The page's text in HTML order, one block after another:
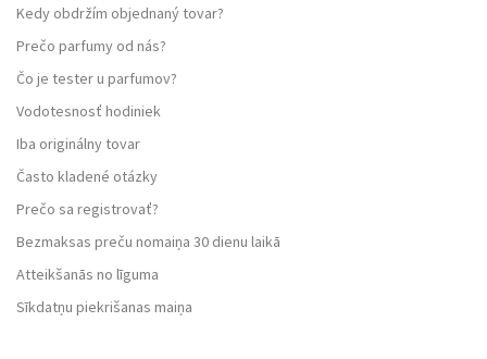
Kedy obdržím objednaný tovar?
Prečo parfumy od nás?
Čo je tester u parfumov?
Vodotesnosť hodiniek
Iba originálny tovar
Často kladené otázky
Prečo sa registrovať?
Bezmaksas preču nomaiņa 30 dienu laikā
Atteikšanās no līguma
Sīkdatņu piekrišanas maiņa